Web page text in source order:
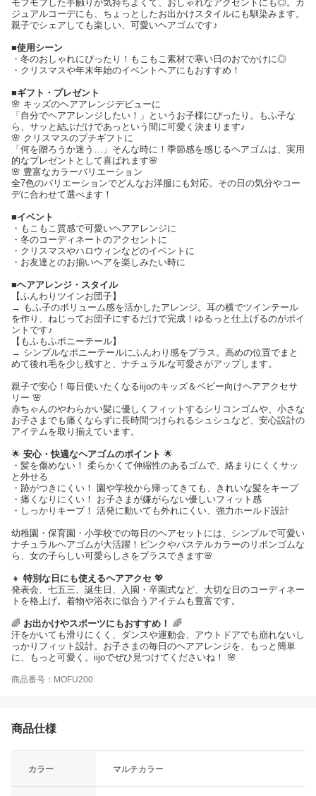
モフモフした手触りが気持ちよくて、おしゃれなアクセントにも◎。カ
ジュアルコーデにも、ちょっとしたお出かけスタイルにも馴染みます。
親子でシェアしても楽しい、可愛いヘアゴムです♪
■使用シーン
・冬のおしゃれにぴったり！もこもこ素材で寒い日のおでかけに◎
・クリスマスや年末年始のイベントヘアにもおすすめ！
■ギフト・プレゼント
🌸 キッズのヘアアレンジデビューに
「自分でヘアアレンジしたい！」というお子様にぴったり。もふ子な
ら、サッと結ぶだけであっという間に可愛く決まります♪
🌸 クリスマスのプチギフトに
「何を贈ろうか迷う…」そんな時に！季節感を感じるヘアゴムは、実用
的なプレゼントとして喜ばれます🌸
🌸 豊富なカラーバリエーション
全7色のバリエーションでどんなお洋服にも対応。その日の気分やコー
デに合わせて選べます！
■イベント
・もこもこ質感で可愛いヘアアレンジに
・冬のコーディネートのアクセントに
・クリスマスやハロウィンなどのイベントに
・お友達とのお揃いヘアを楽しみたい時に
■ヘアアレンジ・スタイル
【ふんわりツインお団子】
→ もふ子のボリューム感を活かしたアレンジ。耳の横でツインテール
を作り、ねじってお団子にするだけで完成！ゆるっと仕上げるのがポイ
ントです♪
【もふもふポニーテール】
→ シンプルなポニーテールにふんわり感をプラス。高めの位置でまと
めて後れ毛を少し残すと、ナチュラルな可愛さがアップします。
親子で安心！毎日使いたくなるiijoのキッズ＆ベビー向けヘアアクセサ
リー 🌸
赤ちゃんのやわらかい髪に優しくフィットするシリコンゴムや、小さな
お子さまでも痛くならずに長時間つけられるシュシュなど、安心設計の
アイテムを取り揃えています。
🌟 安心・快適なヘアゴムのポイント 🌟
・髪を傷めない！ 柔らかくて伸縮性のあるゴムで、絡まりにくくサッ
と外せる
・跡がつきにくい！ 園や学校から帰ってきても、きれいな髪をキープ
・痛くなりにくい！ お子さまが嫌がらない優しいフィット感
・しっかりキープ！ 活発に動いても外れにくい、強力ホールド設計
幼稚園・保育園・小学校での毎日のヘアセットには、シンプルで可愛い
ナチュラルヘアゴムが大活躍！ピンクやパステルカラーのリボンゴムな
ら、女の子らしい可愛らしさをプラスできます🌸
👧 特別な日にも使えるヘアアクセ 💖
発表会、七五三、誕生日、入園・卒園式など、大切な日のコーディネー
トを格上げ。着物や浴衣に似合うアイテムも豊富です。
🌈 お出かけやスポーツにもおすすめ！ 🌈
汗をかいても滑りにくく、ダンスや運動会、アウトドアでも崩れないし
っかりフィット設計。お子さまの毎日のヘアアレンジを、もっと簡単
に、もっと可愛く。iijoでぜひ見つけてくださいね！ 🌸
商品番号：MOFU200
商品仕様
カラー マルチカラー